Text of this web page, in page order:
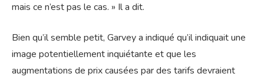
mais ce n’est pas le cas. » Il a dit.
Bien qu’il semble petit, Garvey a indiqué qu’il indiquait une
image potentiellement inquiétante et que les
augmentations de prix causées par des tarifs devraient